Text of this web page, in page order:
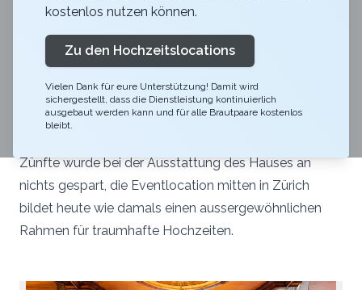
ZH
Zürich
Unverbindliche Offerte generieren
Im 18. Jahrhundert wurde das herrschaftliche
Zunfthaus zur Saffran am Limmatquai gegenüber
Zünfte wurde bei der Ausstattung des Hauses an
nichts gespart, die Eventlocation mitten in Zürich
bildet heute wie damals einen aussergewöhnlichen
Rahmen für traumhafte Hochzeiten.
kostenlos nutzen können.
Zu den Hochzeitslocations
Vielen Dank für eure Unterstützung! Damit wird
sichergestellt, dass die Dienstleistung kontinuierlich
ausgebaut werden kann und für alle Brautpaare kostenlos
bleibt.